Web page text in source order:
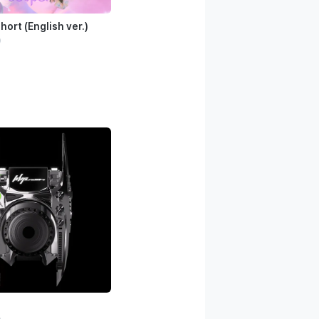
(English ver.)